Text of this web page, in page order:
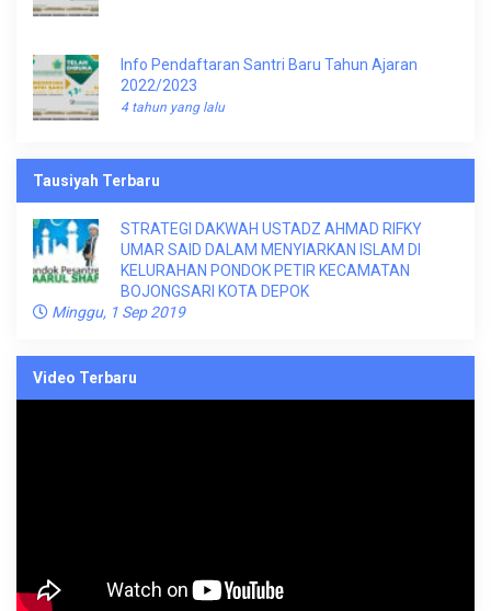
Info Pendaftaran Santri Baru Tahun Ajaran
2022/2023
4 tahun yang lalu
Tausiyah Terbaru
STRATEGI DAKWAH USTADZ AHMAD RIFKY
UMAR SAID DALAM MENYIARKAN ISLAM DI
KELURAHAN PONDOK PETIR KECAMATAN
BOJONGSARI KOTA DEPOK
Minggu, 1 Sep 2019
Video Terbaru